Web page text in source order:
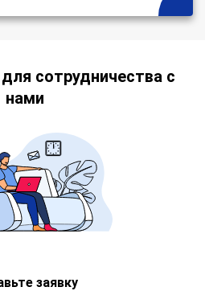
сотрудничества с
нами
заявку